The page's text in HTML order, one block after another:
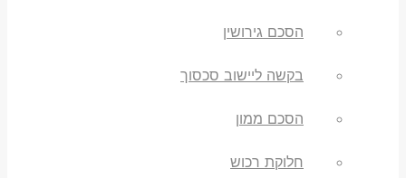
הסכם גירושין
בקשה ליישוב סכסוך
הסכם ממון
חלוקת רכוש